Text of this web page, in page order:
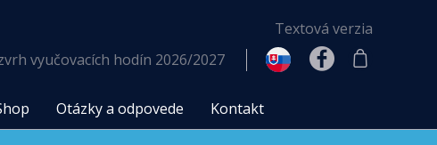
Textová verzia
vyučovacích hodín 2026/2027
Otázky a odpovede Kontakt